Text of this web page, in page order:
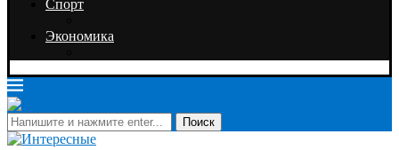
Спорт
Экономика
Поиск